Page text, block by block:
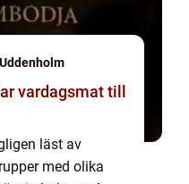
vardagsmat till
läst av
med olika